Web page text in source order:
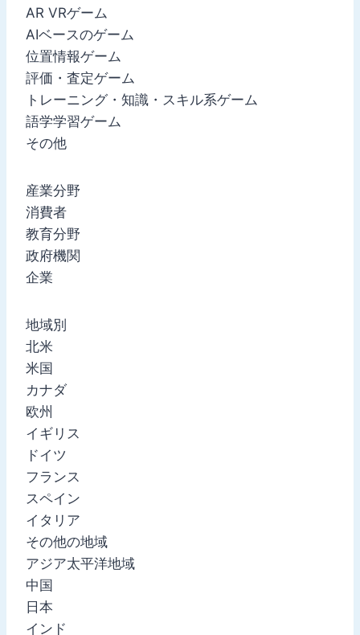
AR VRゲーム
AIベースのゲーム
位置情報ゲーム
評価・査定ゲーム
トレーニング・知識・スキル系ゲーム
語学学習ゲーム
その他
産業分野
消費者
教育分野
政府機関
企業
地域別
北米
米国
カナダ
欧州
イギリス
ドイツ
フランス
スペイン
イタリア
その他の地域
アジア太平洋地域
中国
日本
インド